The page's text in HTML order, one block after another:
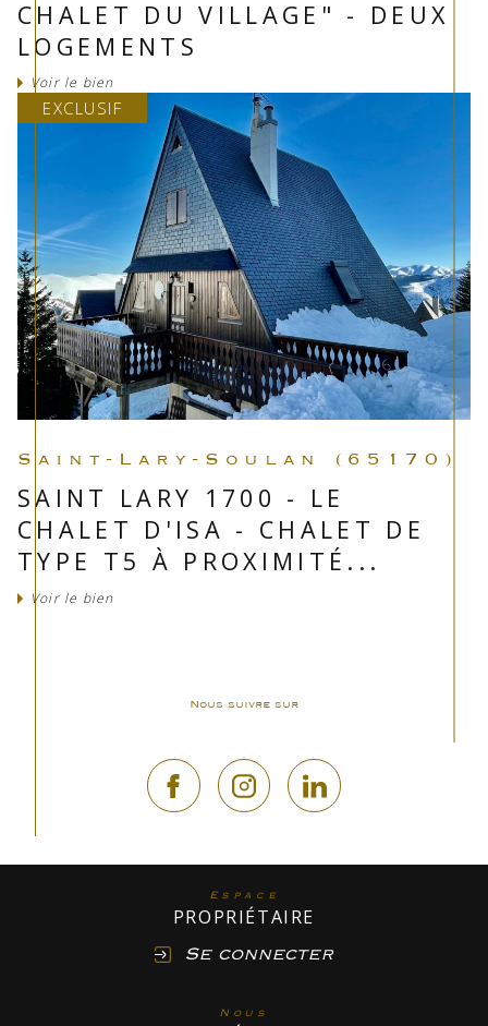
CHALET DU VILLAGE" - DEUX
LOGEMENTS
Voir le bien
EXCLUSIF
Saint-Lary-Soulan (65170)
SAINT LARY 1700 - LE
CHALET D'ISA - CHALET DE
TYPE T5 À PROXIMITÉ...
Voir le bien
Nous suivre sur
Espace
PROPRIÉTAIRE
Se connecter
Nous